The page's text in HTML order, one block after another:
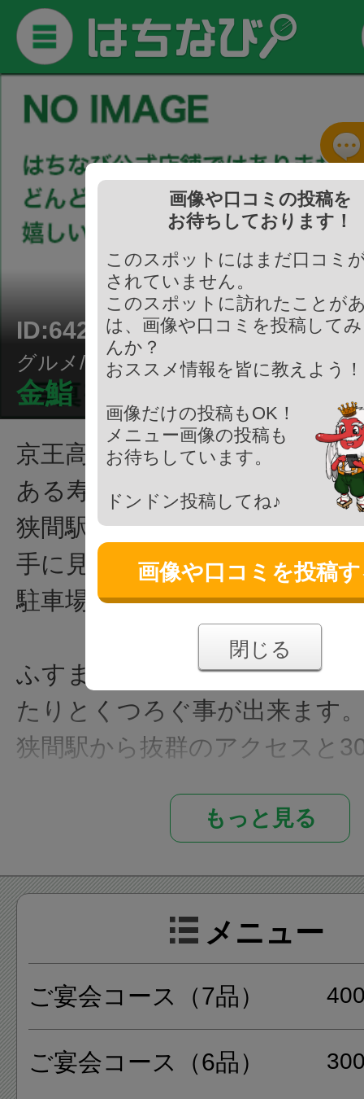
ID:642028
グルメ/寿司・鮨・魚介・海鮮
金鮨
京王高尾線 狭間駅から徒歩1
ある寿司屋です。
狭間駅を出て、めじろ台方面
手に見えてきます。
駐車場の用意がされています
ふすまで仕切られた個室があ
たりとくつろぐ事が出来ます
狭間駅から抜群のアクセスと
メニューは、お寿司や天ぷら
心とした品揃えとなっていま
シャリの形が美しく、ネタの
です。
宴会や女子会に最適なコース
もっと見る
メニュー
ご宴会コース（7品）
ご宴会コース（6品）
画像や口コミの投稿を
お待ちしております！
このスポットにはまだ口コミ
されていません。
このスポットに訪れたことが
は、画像や口コミを投稿して
んか？
おススメ情報を皆に教えよう
画像だけの投稿もOK！
メニュー画像の投稿も
お待ちしています。
ドンドン投稿してね♪
画像や口コミを投稿
閉じる